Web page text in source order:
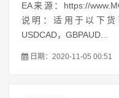
EA来源：https://
说明：适用于以下货
USDCAD，GBPAUD...
日期：2020-11-05 00:51